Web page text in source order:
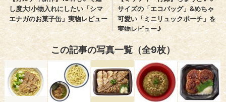
この記事の写真一覧（全9枚）